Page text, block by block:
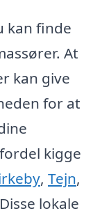
kan finde
At
kan give
for at
kigge
, Tejn,
lokale